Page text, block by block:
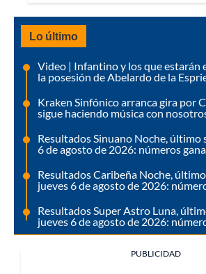
Lo último
Video | Infantino y los que estarán
la posesión de Abelardo de la
Kraken Sinfónico arranca gira por
sigue haciendo música con
Resultados Sinuano Noche, último
6 de agosto de 2026: números
Resultados Caribeña Noche,
jueves 6 de agosto de 2026:
Resultados Super Astro Luna,
jueves 6 de agosto de 2026:
PUBLICIDAD